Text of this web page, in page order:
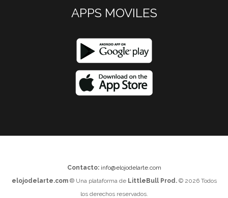
APPS MOVILES
Contacto: info@elojodelarte.com
elojodelarte.com® Una plataforma de LittleBull Prod.© 2026 Todos
los derechos reservados.